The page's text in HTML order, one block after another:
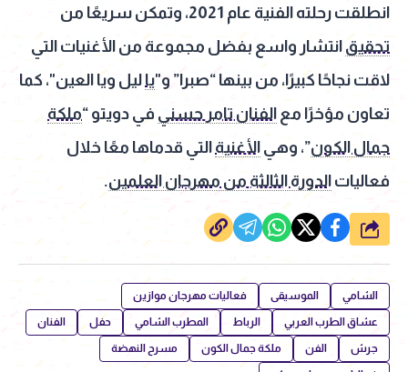
انطلقت رحلته الفنية عام 2021، وتمكن سريعًا من
تحقيق انتشار واسع بفضل مجموعة من الأغنيات التي
لاقت نجاحًا كبيرًا، من بينها “صبرا” و"يا ليل ويا العين"، كما
تعاون مؤخرًا مع الفنان تامر حسني في دويتو “ملكة
جمال الكون”، وهي الأغنية التي قدماها معًا خلال
فعاليات الدورة الثالثة من مهرجان العلمين.
شارك
الشامي الموسيقى فعاليات مهرجان موازين
عشاق الطرب العربي الرباط المطرب الشامي حفل الفنان
جرش الفن ملكة جمال الكون مسرح النهضة